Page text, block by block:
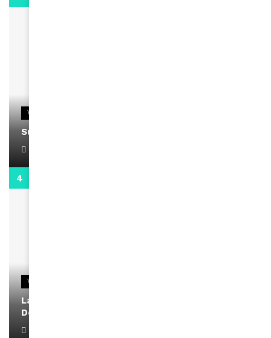
VIDEOS
Support Black Business Wee-kend
VIDEOS
La rubrique santé speciale coronavirus du
Docteur Makanda